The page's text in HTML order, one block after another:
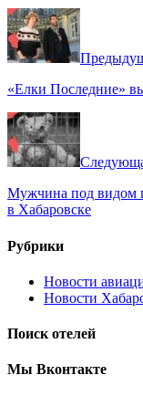
«Елки Последние»
Мужчина под видом
в Хабаровске
Рубрики
Новости
Новости
Поиск отелей
Мы Вконтакте